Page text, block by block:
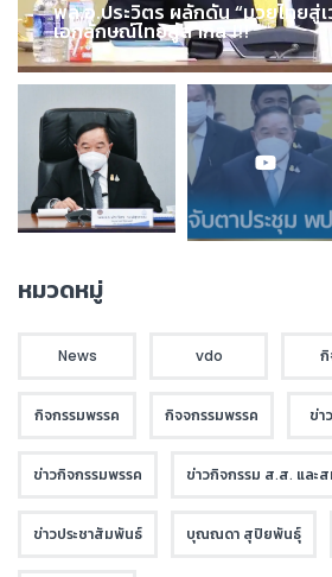
พล.อ.ประวิตร ผลักดัน “มวยไทยสู่
เอกลักษณ์ไทยสู่สากล !!!
หมวดหมู่
News vdo กิ
กิจกรรมพรรค กิจจกรรมพรรค ข่า
ข่าวกิจกรรมพรรค ข่าวกิจกรรม ส.ส. และ
ข่าวประชาสัมพันธ์ บุณณดา สุปิยพันธุ์